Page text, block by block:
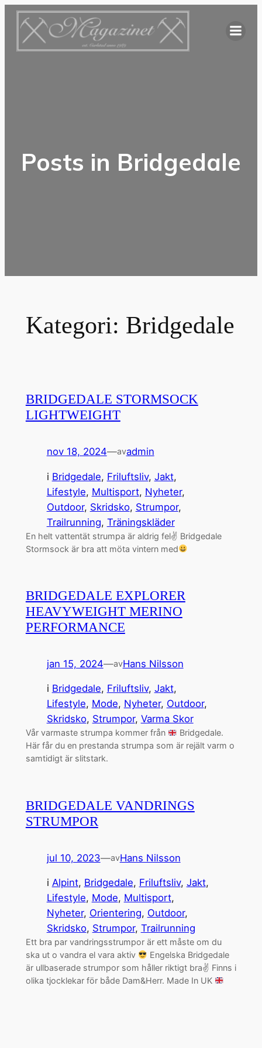
Hoppa
innehåll
Posts in Bridgedale
Kategori: Bridgedale
BRIDGEDALE STORMSOCK
LIGHTWEIGHT
nov 18, 2024—avadmin
i Bridgedale, Friluftsliv, Jakt
Lifestyle, Multisport, Nyheter
Outdoor, Skridsko, Strumpor
Trailrunning, Träningskläder
En helt vattentät strumpa är aldrig fel✌ Bridgedale
Stormsock är bra att möta vintern med
BRIDGEDALE EXPLORER
HEAVYWEIGHT MERINO
PERFORMANCE
jan 15, 2024—avHans Nilsson
i Bridgedale, Friluftsliv, Jakt
Lifestyle, Mode, Nyheter, Outdoor
Skridsko, Strumpor, Varma Skor
Vår varmaste strumpa kommer från
Bridgedale.
Här får du en prestanda strumpa som är rejält varm o
samtidigt är slitstark.
BRIDGEDALE VANDRINGS
STRUMPOR
jul 10, 2023—avHans Nilsson
i Alpint, Bridgedale, Friluftsliv, Jakt
Lifestyle, Mode, Multisport
Nyheter, Orientering, Outdoor
Skridsko, Strumpor, Trailrunning
Ett bra par vandringsstrumpor är ett måste om du
ska ut o vandra el vara aktiv
Engelska Bridgedale
är ullbaserade strumpor som håller riktigt bra✌ Finns i
olika tjocklekar för både Dam&Herr. Made In UK